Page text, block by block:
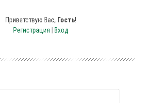
Приветствую Вас, Гость!
Регистрация
Вход